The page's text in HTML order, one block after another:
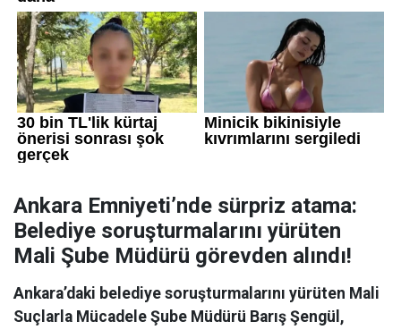
Ankara Emniyeti’nde sürpriz atama:
Belediye soruşturmalarını yürüten
Mali Şube Müdürü görevden alındı!
Ankara’daki belediye soruşturmalarını yürüten Mali
Suçlarla Mücadele Şube Müdürü Barış Şengül,